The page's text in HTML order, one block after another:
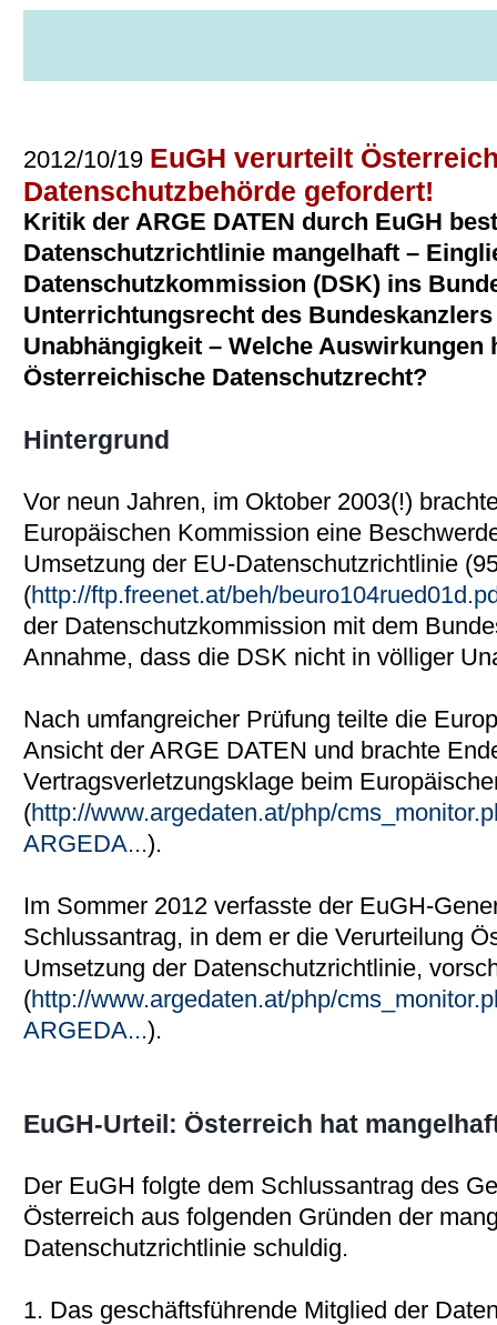
2012/10/19 EuGH verurteilt
Datenschutzbehörde gefordert!
Kritik der ARGE DATEN durch EuGH
Datenschutzrichtlinie mangelhaft –
Datenschutzkommission (DSK) ins
Unterrichtungsrecht des
Unabhängigkeit – Welche Auswirkungen
Österreichische Datenschutzrecht?
Hintergrund
Vor neun Jahren, im Oktober 2003(!)
Europäischen Kommission eine
Umsetzung der EU-Datenschutzrichtlinie
(http://ftp.freenet.at/beh/
der Datenschutzkommission mit dem
Annahme, dass die DSK nicht in völliger
Nach umfangreicher Prüfung teilte die
Ansicht der ARGE DATEN und brachte
Vertragsverletzungsklage beim
(http://www.argedaten.at/php/
ARGEDA...).
Im Sommer 2012 verfasste der EuGH-
Schlussantrag, in dem er die Verurteilung
Umsetzung der Datenschutzrichtlinie,
(http://www.argedaten.at/php/
ARGEDA...).
EuGH-Urteil: Österreich hat
Der EuGH folgte dem Schlussantrag des
Österreich aus folgenden Gründen der
Datenschutzrichtlinie schuldig.
1. Das geschäftsführende Mitglied der